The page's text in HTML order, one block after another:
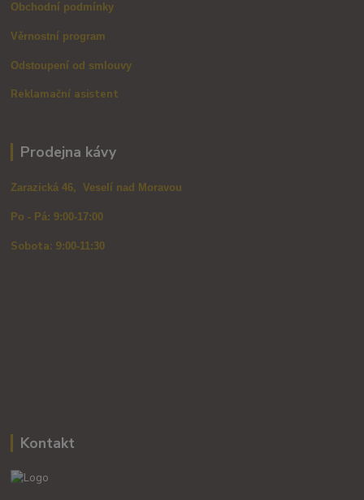
Obchodní podmínky
Věrnostní program
Odstoupení od smlouvy
Reklamační asistent
Prodejna kávy
Zarazická 46, Veselí nad Moravou
Po - Pá: 9:00-17:00
Sobota: 9:00-11:30
Kontakt